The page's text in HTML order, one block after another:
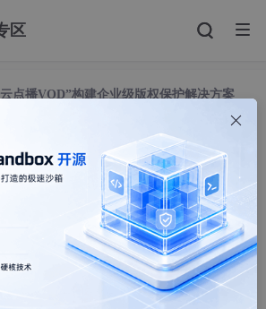
区
点播VOD”构建企业级版权保护解决方案